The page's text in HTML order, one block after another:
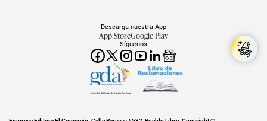
Síguenos
Descarga nuestra App
App StoreGoogle Play
Miembro del Grupo de Diarios América